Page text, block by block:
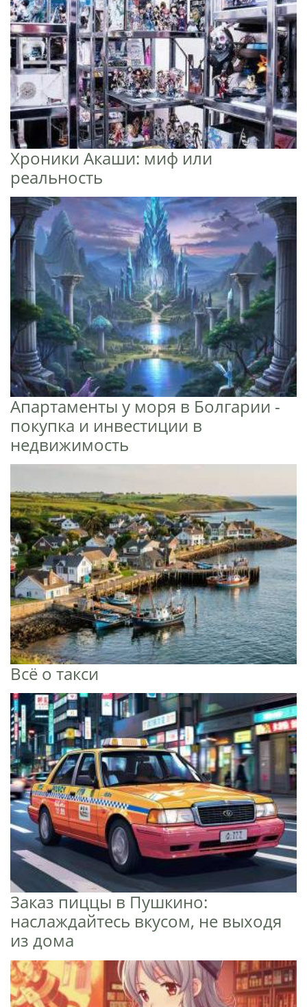
Хроники Акаши: миф или
реальность
Апартаменты у моря в Болгарии -
покупка и инвестиции в
недвижимость
Всё о такси
Заказ пиццы в Пушкино:
наслаждайтесь вкусом, не выходя
из дома